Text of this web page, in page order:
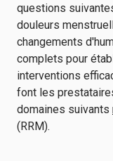
questions
douleurs
changements
complets pour
interventions
font les
domaines suivants
(RRM).